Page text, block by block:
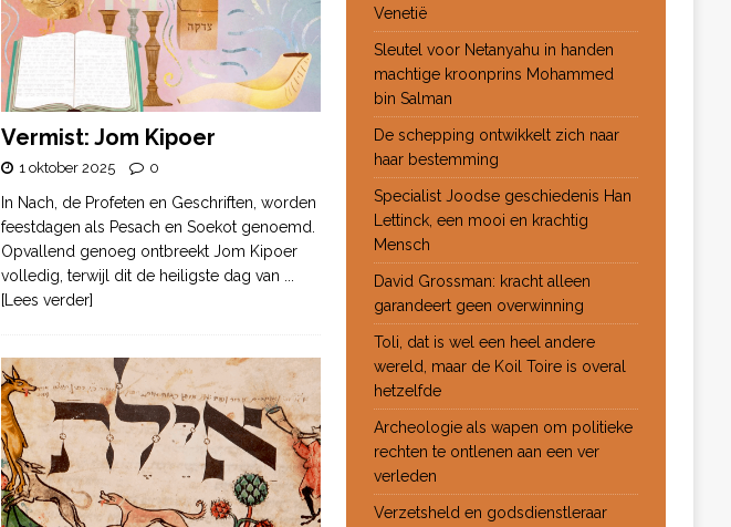
Vermist: Jom Kipoer
1 oktober 2025 0
In Nach, de Profeten en Geschriften, worden
feestdagen als Pesach en Soekot genoemd.
Opvallend genoeg ontbreekt Jom Kipoer
volledig, terwijl dit de heiligste dag van
[Lees verder]
Venetië
Sleutel voor Netanyahu in handen
machtige kroonprins Mohammed
bin Salman
De schepping ontwikkelt zich naar
haar bestemming
Specialist Joodse geschiedenis Han
Lettinck, een mooi en krachtig
Mensch
David Grossman: kracht alleen
garandeert geen overwinning
Toli, dat is wel een heel andere
wereld, maar de Koil Toire is overal
hetzelfde
Archeologie als wapen om politieke
rechten te ontlenen aan een ver
verleden
Verzetsheld en godsdienstleraar